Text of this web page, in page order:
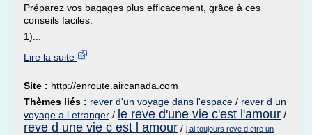
Préparez vos bagages plus efficacement, grâce à ces
conseils faciles.
1)...
Lire la suite
Site : http://enroute.aircanada.com
Thèmes liés : rever d'un voyage dans l'espace / rever d un
voyage a l etranger / le reve d'une vie c'est l'amour /
reve d une vie c est l amour / j ai toujours reve d etre un